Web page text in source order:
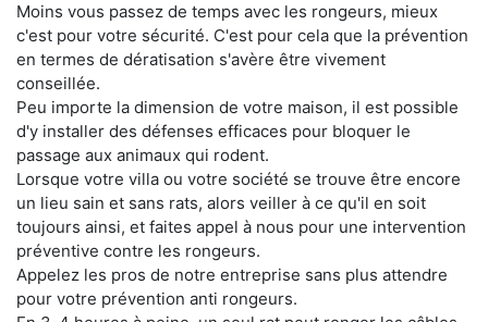
Moins vous passez de temps avec les rongeurs, mieux
c'est pour votre sécurité. C'est pour cela que la prévention
en termes de dératisation s'avère être vivement
conseillée.
Peu importe la dimension de votre maison, il est possible
d'y installer des défenses efficaces pour bloquer le
passage aux animaux qui rodent.
Lorsque votre villa ou votre société se trouve être encore
un lieu sain et sans rats, alors veiller à ce qu'il en soit
toujours ainsi, et faites appel à nous pour une intervention
préventive contre les rongeurs.
Appelez les pros de notre entreprise sans plus attendre
pour votre prévention anti rongeurs.